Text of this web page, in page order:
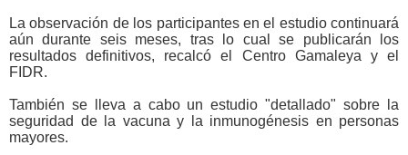
La observación de los participantes en el estudio continuará
aún durante seis meses, tras lo cual se publicarán los
resultados definitivos, recalcó el Centro Gamaleya y el
FIDR.
También se lleva a cabo un estudio "detallado" sobre la
seguridad de la vacuna y la inmunogénesis en personas
mayores.